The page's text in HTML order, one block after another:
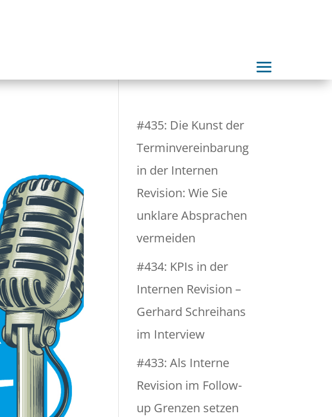
#435: Die Kunst der
Terminvereinbarung
in der Internen
Revision: Wie Sie
unklare Absprachen
vermeiden
#434: KPIs in der
Internen Revision –
Gerhard Schreihans
im Interview
#433: Als Interne
Revision im Follow-
up Grenzen setzen